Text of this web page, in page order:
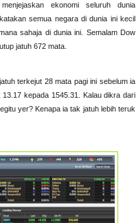
ekonomi seluruh dunia
semua negara di dunia ini kecil
sahaja di dunia ini. Semalam Dow
jatuh 672 mata.
terkejut 28 mata pagi ini sebelum ia
kepada 1545.31. Kalau dikra dari
yer? Kenapa ia tak jatuh lebih teruk